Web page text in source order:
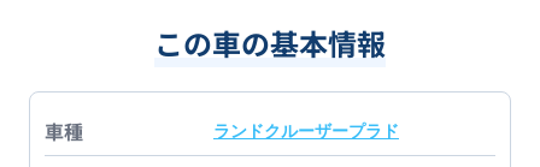
この車の基本情報
車種 ランドクルーザープラド